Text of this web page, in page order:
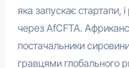
яка запускає стартапи, і
через AfCFTA.
постачальники
гравцями глобального